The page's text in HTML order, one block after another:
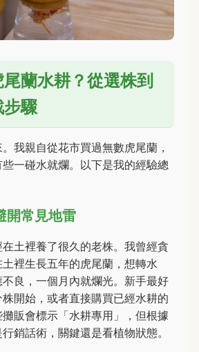
蘭水耕？從選株到
步驟
我親自從花市買過無數虎尾蘭，
一碰水就爛。以下是我的經驗總
開常見地雷
土裡養了很久的老株。我曾經貪
裡生長五年的虎尾蘭，想轉水
良，一個月內就爛光。新手最好
開始，或者直接購買已經水耕的
販會標示「水耕專用」，但根據
銷話術，關鍵還是看植物狀態。